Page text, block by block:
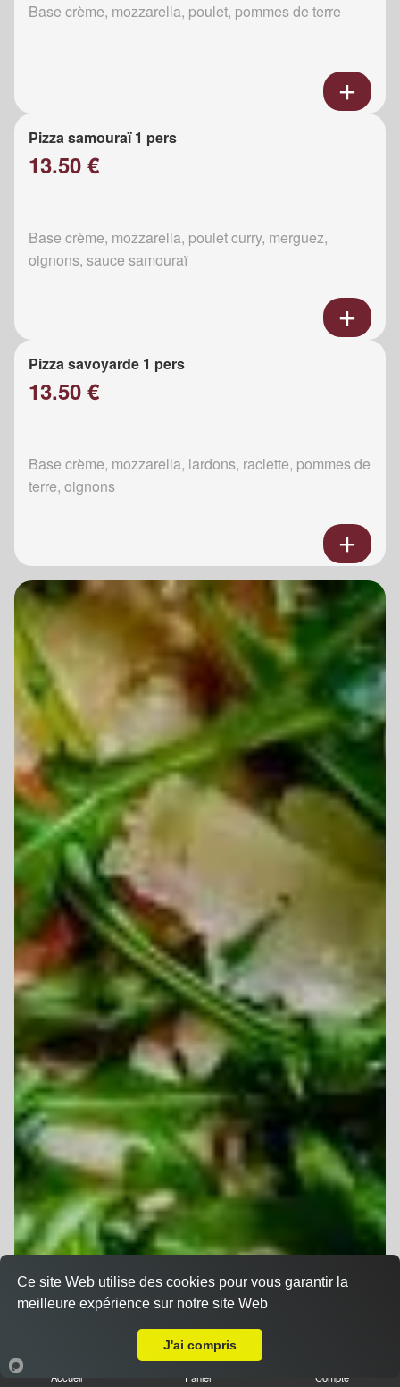
Base crème, mozzarella, poulet, pommes de terre
Pizza samouraï 1 pers
13.50 €
Base crème, mozzarella, poulet curry, merguez,
oignons, sauce samouraï
Pizza savoyarde 1 pers
13.50 €
Base crème, mozzarella, lardons, raclette, pommes de
terre, oignons
Accueil Panier Compte
Ce site Web utilise des cookies pour vous garantir la
meilleure expérience sur notre site Web
J'ai compris